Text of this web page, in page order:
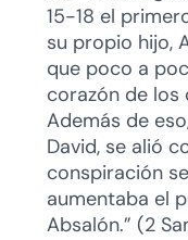
15-18 el
su propio hijo,
que poco a
corazón de los
Además de
David, se alió
conspiración
aumentaba el
Absalón.” (2